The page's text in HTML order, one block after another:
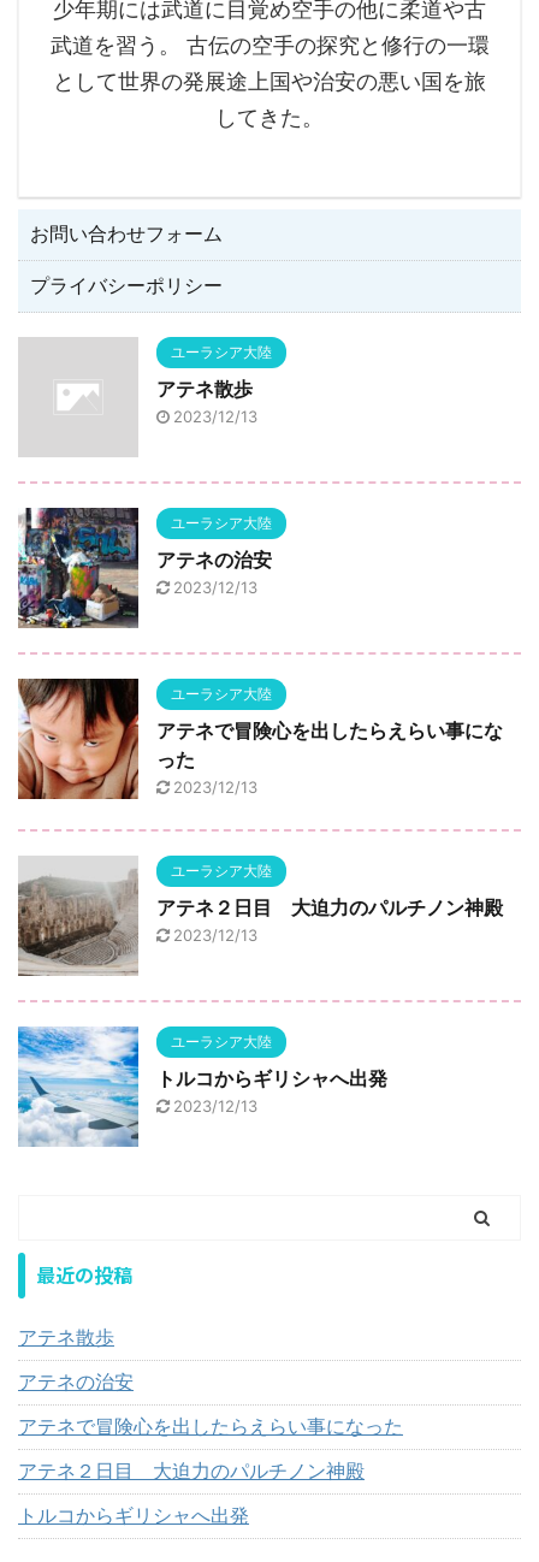
少年期には武道に目覚め空手の他に柔道や古
武道を習う。 古伝の空手の探究と修行の一環
として世界の発展途上国や治安の悪い国を旅
してきた。
お問い合わせフォーム
プライバシーポリシー
ユーラシア大陸
アテネ散歩
2023/12/13
ユーラシア大陸
アテネの治安
2023/12/13
ユーラシア大陸
アテネで冒険心を出したらえらい事にな
った
2023/12/13
ユーラシア大陸
アテネ２日目 大迫力のパルチノン神殿
2023/12/13
ユーラシア大陸
トルコからギリシャへ出発
2023/12/13
最近の投稿
アテネ散歩
アテネの治安
アテネで冒険心を出したらえらい事になった
アテネ２日目 大迫力のパルチノン神殿
トルコからギリシャへ出発